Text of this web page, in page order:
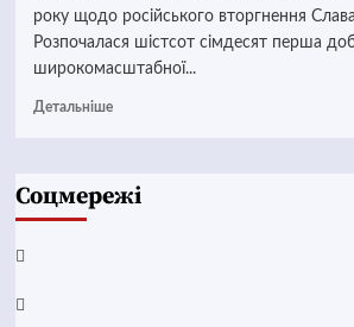
року щодо російського вторгнення Слава
Розпочалася шістсот сімдесят перша
широкомасштабної...
Детальніше
Соцмережі
Facebook
YouTube